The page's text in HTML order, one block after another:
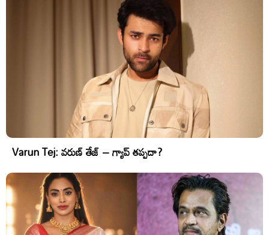
Varun Tej: వరుణ్ తేజ్ – గ్యాప్ తప్పదా?